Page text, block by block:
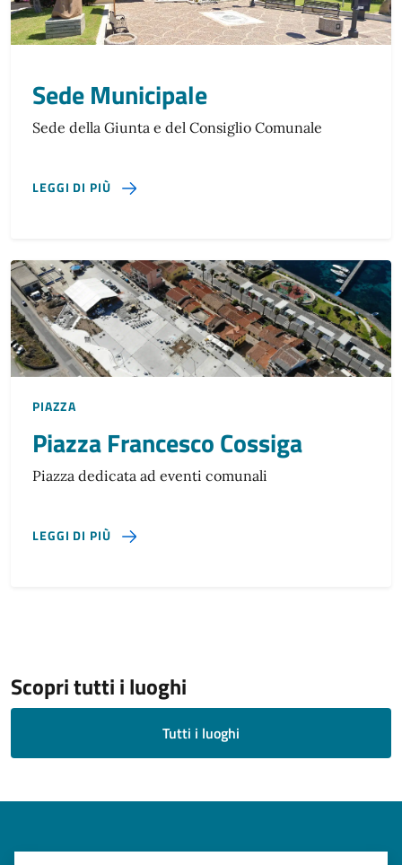
Sede Municipale
Sede della Giunta e del Consiglio Comunale
LEGGI DI PIÙ SU SEDE MUNICIPALE
PIAZZA
Piazza Francesco Cossiga
Piazza dedicata ad eventi comunali
LEGGI DI PIÙ SU PIAZZA FRANCESCO COSSIGA
Scopri tutti i luoghi
Tutti i luoghi